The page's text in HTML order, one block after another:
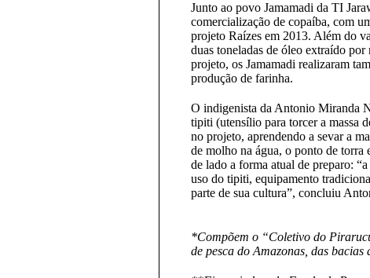
Junto ao povo Jamamadi da TI
comercialização de copaíba, com
projeto Raízes em 2013. Além do
duas toneladas de óleo extraído
projeto, os Jamamadi realizaram
produção de farinha.
O indigenista da Antonio Miranda
tipiti (utensílio para torcer a massa
no projeto, aprendendo a sevar a
de molho na água, o ponto de torra
de lado a forma atual de preparo:
uso do tipiti, equipamento
parte de sua cultura”, concluiu
*Compõem o “Coletivo do
de pesca do Amazonas, das